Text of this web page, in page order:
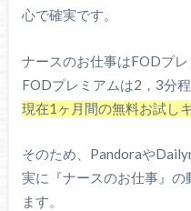
心で確実です。
ナースのお仕事はFODプレ
FODプレミアムは2，3分
現在1ヶ月間の無料お試し
そのため、Pandoraや
実に『ナースのお仕事』の
ます。